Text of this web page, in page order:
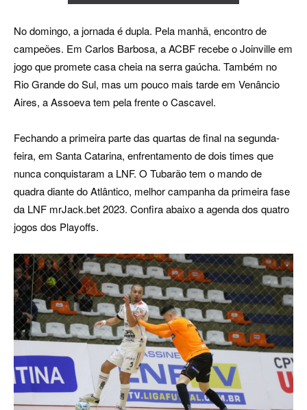
No domingo, a jornada é dupla. Pela manhã, encontro de
campeões. Em Carlos Barbosa, a ACBF recebe o Joinville em
jogo que promete casa cheia na serra gaúcha. Também no
Rio Grande do Sul, mas um pouco mais tarde em Venâncio
Aires, a Assoeva tem pela frente o Cascavel.
Fechando a primeira parte das quartas de final na segunda-
feira, em Santa Catarina, enfrentamento de dois times que
nunca conquistaram a LNF. O Tubarão tem o mando de
quadra diante do Atlântico, melhor campanha da primeira fase
da LNF mrJack.bet 2023. Confira abaixo a agenda dos quatro
jogos dos Playoffs.